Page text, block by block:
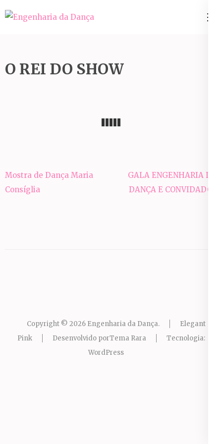
para
(Pressione
O REI DO SHOW
Navegação
de
Mostra de Dança Maria
Consíglia
GALA ENGENHARIA DA
DANÇA E CONVIDADOS
Copyright © 2026 Engenharia da Dança.
Elegant
Pink
Desenvolvido porTema Rara
Tecnologia:
WordPress